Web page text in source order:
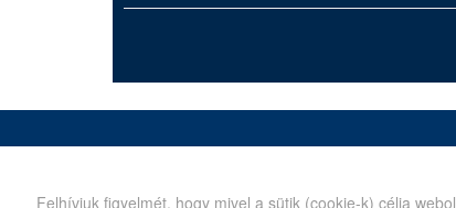
Felhívjuk figyelmét, hogy mivel a sütik (cookie-k) célja
Kiadó
Postafiók:1445 Bp. Pf. 370